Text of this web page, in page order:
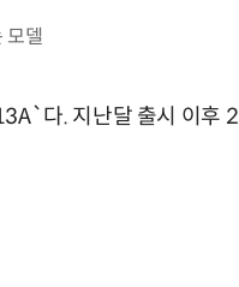
모델
다. 지난달 출시 이후 2